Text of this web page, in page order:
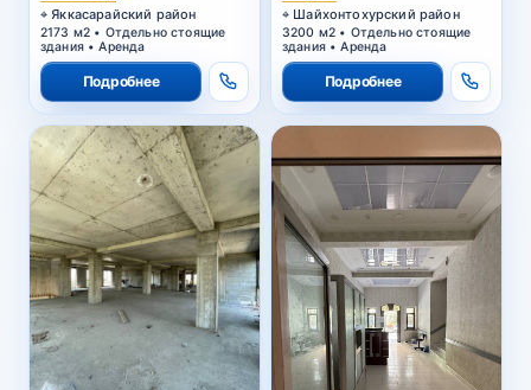
Яккасарайский район
2173 м2 • Отдельно стоящие
здания • Аренда
Подробнее
Шайхонтохурский район
3200 м2 • Отдельно стоящие
здания • Аренда
Подробнее